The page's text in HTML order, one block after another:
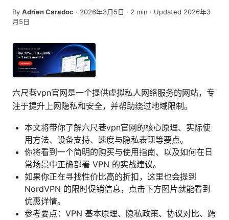
By Adrien Caradoc · 2026年3月5日 · 2 min · Updated 2026年3
月5日
六尺巷vpn官网是一个提供虚拟私人网络服务的网站，专
注于提升上网隐私和安全，并帮助绕过地域限制。
本文将带你了解六尺巷vpn官网的核心原理、实际使
用方法、设备支持、速度与隐私表现等要点。
你将看到一个简明的购买与使用指南、以及如何在日
常场景中正确部署 VPN 的实战建议。
如果你正在寻找性价比高的折扣，这里也会提到
NordVPN 的限时促销信息，点击下方图片就能看到
优惠详情。
参考要点：VPN 基本原理、隐私政策、协议对比、跨